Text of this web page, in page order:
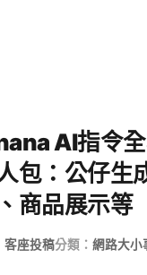
AI指令
包：公仔生
商品展示等
客座投稿分類： 網路大小